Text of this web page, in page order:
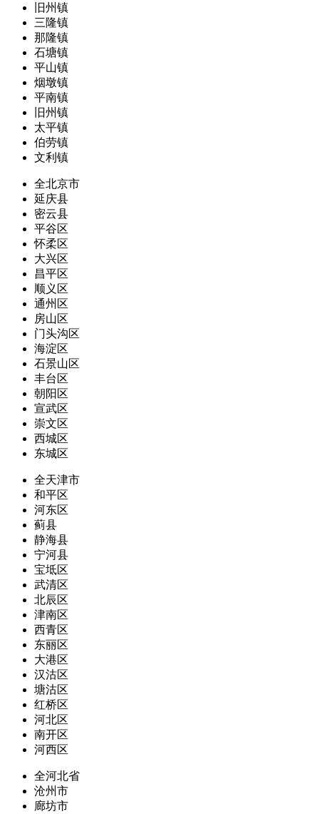
旧州镇
三隆镇
那隆镇
石塘镇
平山镇
烟墩镇
平南镇
旧州镇
太平镇
伯劳镇
文利镇
全北京市
延庆县
密云县
平谷区
怀柔区
大兴区
昌平区
顺义区
通州区
房山区
门头沟区
海淀区
石景山区
丰台区
朝阳区
宣武区
崇文区
西城区
东城区
全天津市
和平区
河东区
蓟县
静海县
宁河县
宝坻区
武清区
北辰区
津南区
西青区
东丽区
大港区
汉沽区
塘沽区
红桥区
河北区
南开区
河西区
全河北省
沧州市
廊坊市